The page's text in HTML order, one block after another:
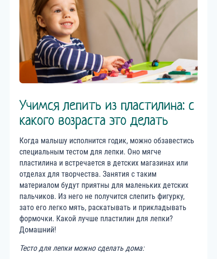
Учимся лепить из пластилина: с
какого возраста это делать
Когда малышу исполнится годик, можно обзавестись
специальным тестом для лепки. Оно мягче
пластилина и встречается в детских магазинах или
отделах для творчества. Занятия с таким
материалом будут приятны для маленьких детских
пальчиков. Из него не получится слепить фигурку,
зато его легко мять, раскатывать и прикладывать
формочки. Какой лучше пластилин для лепки?
Домашний!
Тесто для лепки можно сделать дома: